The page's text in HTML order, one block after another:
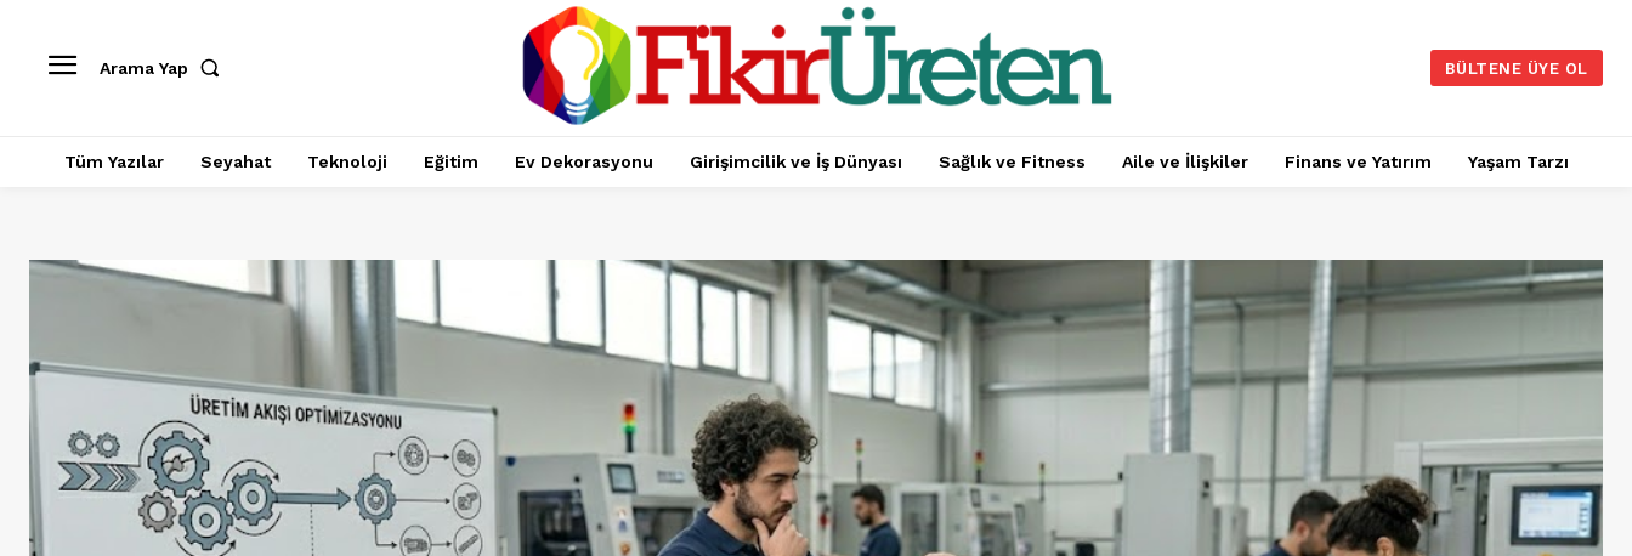
Arama Yap BÜLTENE ÜYE OL
Tüm Yazılar Seyahat Teknoloji Eğitim Ev Dekorasyonu Girişimcilik ve İş Dünyası Sağlık ve Fitness Aile ve İlişkiler Finans ve Yatırım Yaşam Tarzı